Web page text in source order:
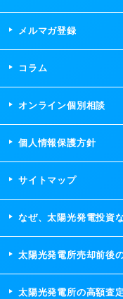
メルマガ登録
コラム
オンライン個別相談
個人情報保護方針
サイトマップ
なぜ、太陽光発電投資
太陽光発電所売却前後
太陽光発電所の高額査